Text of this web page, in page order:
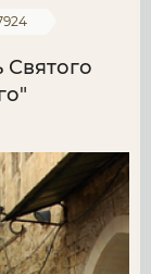
Святого